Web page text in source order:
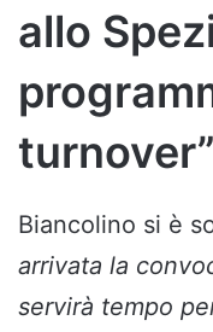
allo
turnover”
Biancolino si è
arrivata la
servirà tempo